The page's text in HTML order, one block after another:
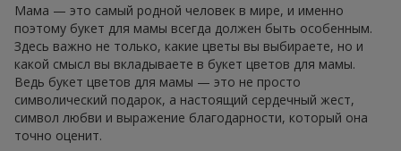
Мама — это самый родной человек в мире, и именно
поэтому букет для мамы всегда должен быть особенным.
Здесь важно не только, какие цветы вы выбираете, но и
какой смысл вы вкладываете в букет цветов для мамы.
Ведь букет цветов для мамы — это не просто
символический подарок, а настоящий сердечный жест,
символ любви и выражение благодарности, который она
точно оценит.